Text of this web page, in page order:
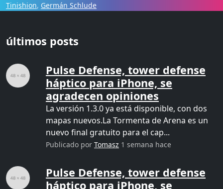
Tinishion, Germán Schlude
últimos posts
Pulse Defense, tower defense
háptico para iPhone, se
agradecen opiniones
La versión 1.3.0 ya está disponible, con dos
mapas nuevos.La Tormenta de Arena es un
nuevo final gratuito para el cap...
Publicado por Tomasz 1 semana hace
Pulse Defense, tower defense
háptico para iPhone, se